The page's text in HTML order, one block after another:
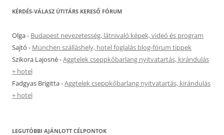
KÉRDÉS-VÁLASZ ÚTITÁRS KERESŐ FÓRUM
Olga- Budapest nevezetesség, látnivaló képek, videó és program
Sajtó - München szálláshely, hotel foglalás blog-fórum tippek
Szikora Lajosné-Aggtelek cseppkőbarlang nyitvatartás, kirándulás
+ hotel
Fadgyas Brigitta-Aggtelek cseppkőbarlang nyitvatartás, kirándulás
+ hotel
LEGUTÓBBI AJÁNLOTT CÉLPONTOK